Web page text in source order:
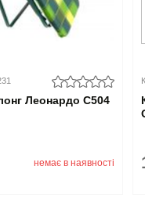
Леонардо С504
немає в наявності